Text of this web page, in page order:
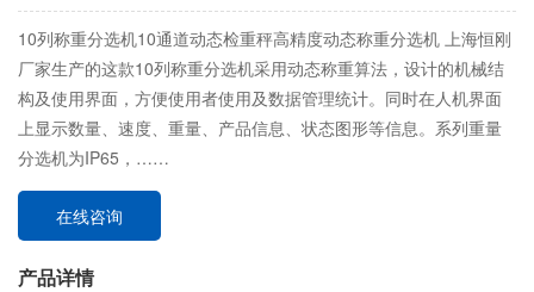
10列称重分选机10通道动态检重秤高精度动态称重分选机 上海恒刚
厂家生产的这款10列称重分选机采用动态称重算法，设计的机械结
构及使用界面，方便使用者使用及数据管理统计。同时在人机界面
上显示数量、速度、重量、产品信息、状态图形等信息。系列重量
分选机为IP65，……
在线咨询
产品详情